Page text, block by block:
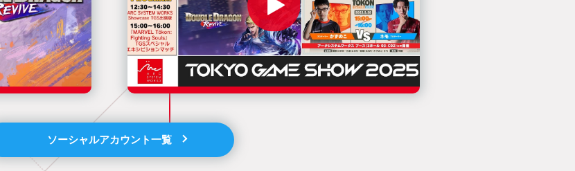
ソーシャルアカウント一覧